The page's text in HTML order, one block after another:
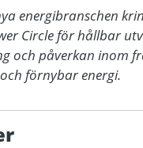
energibranschen
Circle för hållbar
och påverkan inom
förnybar energi.